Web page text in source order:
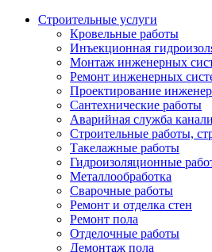
Строительные услуги
Кровельные работы
Инъекционная
Монтаж инженерных
Ремонт инженерных
Проектирование
Сантехнические работы
Аварийная служба
Строительные работы,
Такелажные работы
Гидроизоляционные
Металлообработка
Сварочные работы
Ремонт и отделка стен
Ремонт пола
Отделочные работы
Демонтаж пола